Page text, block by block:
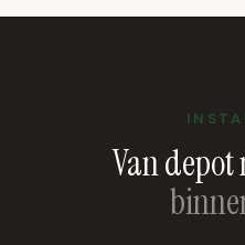
Van